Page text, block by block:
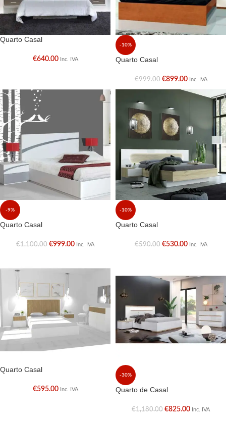
Quarto Casal
€640.00 Inc. IVA
-10%
Quarto Casal
€999.00 €899.00 Inc. IVA
-9%
Quarto Casal
€1,100.00 €999.00 Inc. IVA
-10%
Quarto Casal
€590.00 €530.00 Inc. IVA
Quarto Casal
€595.00 Inc. IVA
-30%
Quarto de Casal
€1,180.00 €825.00 Inc. IVA